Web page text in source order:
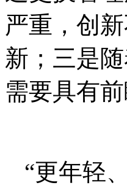
严重，创
新；三是
需要具有
“更年轻